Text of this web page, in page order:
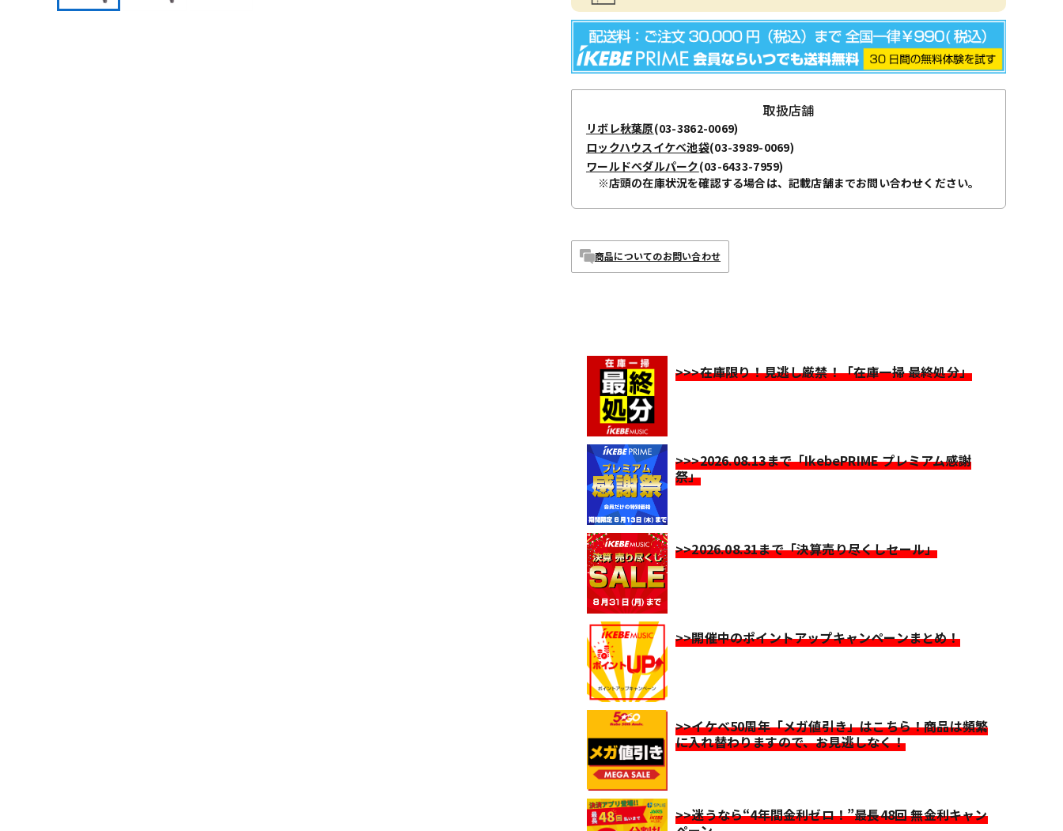
取扱店舗
リボレ秋葉原(03-3862-0069)
ロックハウスイケベ池袋(03-3989-0069)
ワールドペダルパーク(03-6433-7959)
※店頭の在庫状況を確認する場合は、記載店舗までお問い合わせください。
商品についてのお問い合わせ
>>>在庫限り！見逃し厳禁！「在庫一掃 最終処分」
>>>2026.08.13まで「IkebePRIME プレミアム感謝
祭」
>>2026.08.31まで「決算売り尽くしセール」
>>開催中のポイントアップキャンペーンまとめ！
>>イケベ50周年「メガ値引き」はこちら！商品は頻繁
に入れ替わりますので、お見逃しなく！
>>迷うなら“4年間金利ゼロ！”最長48回 無金利キャン